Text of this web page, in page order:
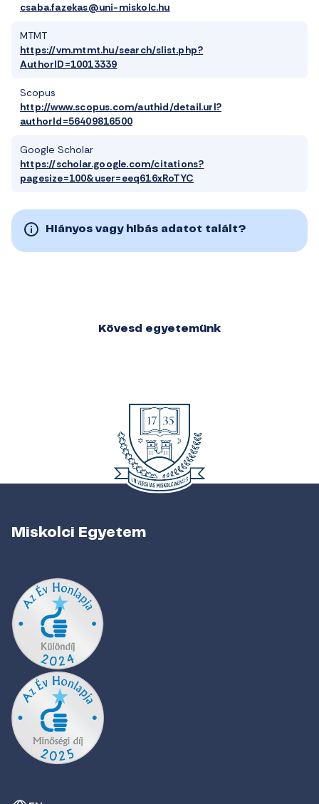
csaba.fazekas@uni-miskolc.hu
MTMT
https://vm.mtmt.hu/search/slist.php?
AuthorID=10013339
Scopus
http://www.scopus.com/authid/detail.url?
authorId=56409816500
Google Scholar
https://scholar.google.com/citations?
pagesize=100&user=eeq616xRoTYC
Hiányos vagy hibás adatot talált?
Kövesd egyetemünk
Miskolci Egyetem